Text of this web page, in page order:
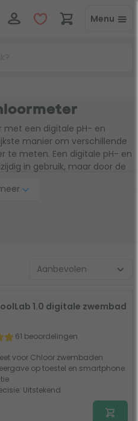
Menu
met een digitale pH- en
manier om verschillende
te meten. Een digitale pH- en
in gebruik, maar door de
af te lezen op het display.
weergegeven. Zeker weten
Dan is een digitale pH- en
1.0 digitale zwembad
61 beoordelingen
voor Chloor zwembaden
op toestel en smartphone
Uitstekend